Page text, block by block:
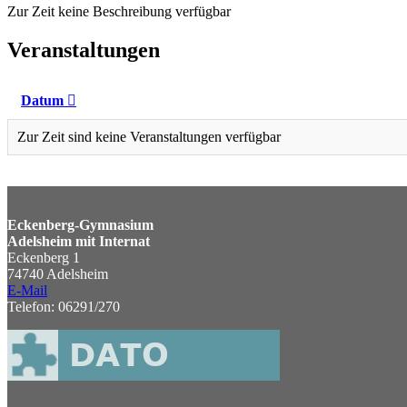
Zur Zeit keine Beschreibung verfügbar
Veranstaltungen
Datum
Zur Zeit sind keine Veranstaltungen verfügbar
Eckenberg-Gymnasium
Adelsheim mit Internat
Eckenberg 1
74740 Adelsheim
E-Mail
Telefon: 06291/270